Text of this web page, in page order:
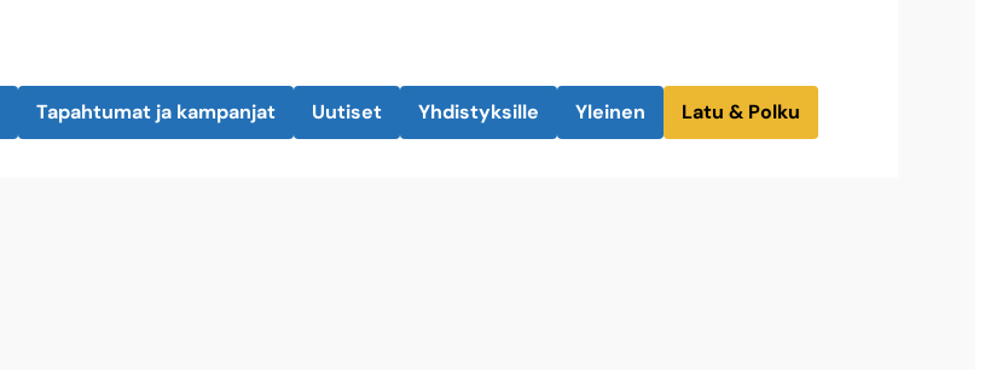
Tapahtumat ja kampanjat Uutiset Yhdistyksille Yleinen Latu & Polku